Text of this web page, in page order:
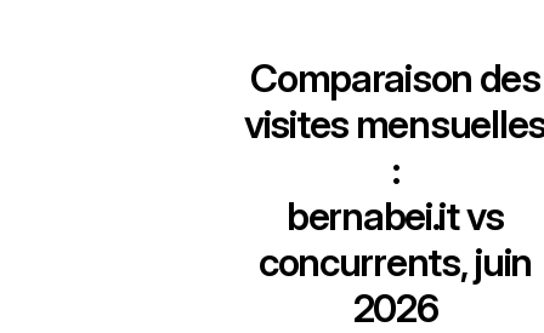
Comparaison des
visites
:
bernabei.itvs
concurrents, juin
2026